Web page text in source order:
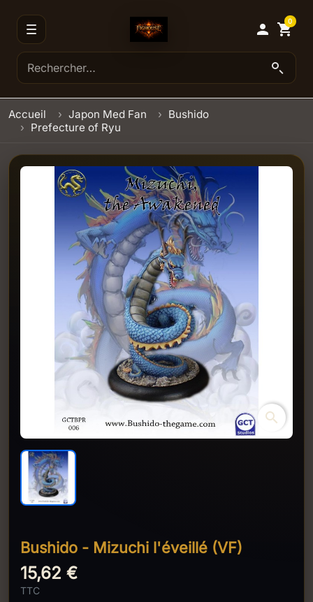
 shopping_cart
0
Accueil Japon Med Fan
Bushido
Prefecture of Ryu
search
Bushido - Mizuchi l'éveillé (VF)
15,62 €
TTC